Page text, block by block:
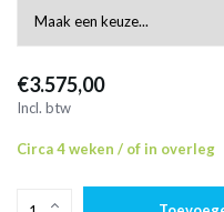
€3.575,00
Incl. btw
Circa 4 weken / of in overleg